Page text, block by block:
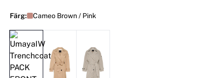
Färg: Cameo Brown / Pink